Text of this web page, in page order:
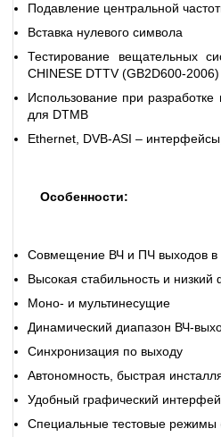
Подавление центральной
Вставка нулевого символа
Тестирование вещательных
CHINESE DTTV (GB2D600-2006)
Использование при
для DTMB
Ethernet, DVB-ASI –
Особенности:
Совмещение ВЧ и ПЧ выходов в
Высокая стабильность и
Моно- и мультинесущие
Динамический диапазон ВЧ-
Синхронизация по выходу
Автономность, быстрая
Удобный графический
Специальные тестовые режимы